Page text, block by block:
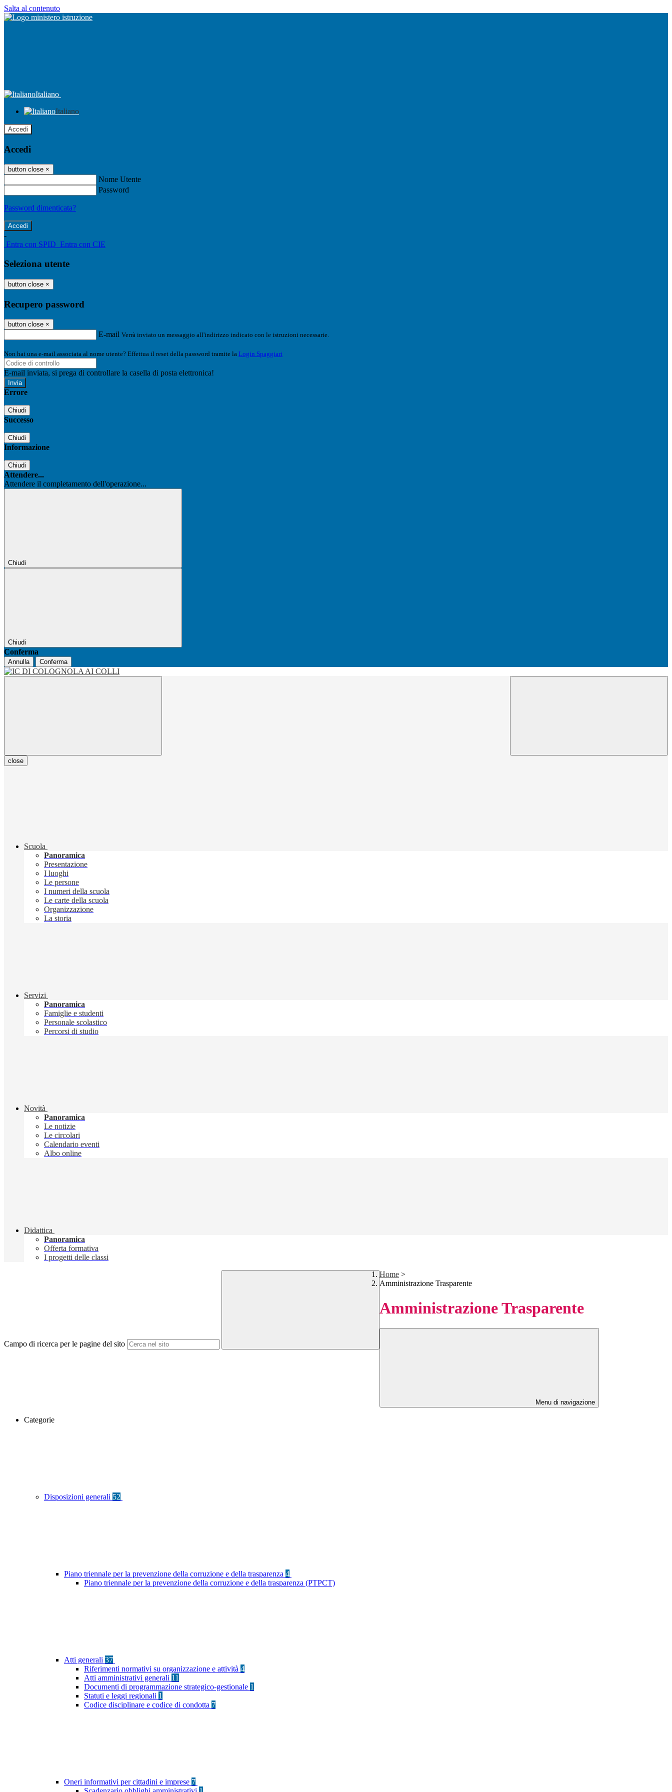
Salta al contenuto
Italiano
Italiano
Accedi
Accedi
button close ×
Nome Utente
Password
Password dimenticata?
-
Entra con SPID Entra con CIE
Seleziona utente
button close ×
Recupero password
button close ×
E-mail Verrà inviato un messaggio all'indirizzo indicato con le istruzioni necessarie.
Non hai una e-mail associata al nome utente? Effettua il reset della password tramite la Login Spaggiari
E-mail inviata, si prega di controllare la casella di posta elettronica!
Errore
Chiudi
Successo
Chiudi
Informazione
Chiudi
Attendere...
Attendere il completamento dell'operazione...
Chiudi
Chiudi
Conferma
Annulla Conferma
close
Scuola
Panoramica
Presentazione
I luoghi
Le persone
I numeri della scuola
Le carte della scuola
Organizzazione
La storia
Servizi
Panoramica
Famiglie e studenti
Personale scolastico
Percorsi di studio
Novità
Panoramica
Le notizie
Le circolari
Calendario eventi
Albo online
Didattica
Panoramica
Offerta formativa
I progetti delle classi
Campo di ricerca per le pagine del sito
Home >
Amministrazione Trasparente
Amministrazione Trasparente
Menu di navigazione
Categorie
Disposizioni generali 52
Piano triennale per la prevenzione della corruzione e della trasparenza 4
Piano triennale per la prevenzione della corruzione e della trasparenza (PTPCT)
Atti generali 37
Riferimenti normativi su organizzazione e attività 4
Atti amministrativi generali 11
Documenti di programmazione strategico-gestionale 1
Statuti e leggi regionali 1
Codice disciplinare e codice di condotta 7
Oneri informativi per cittadini e imprese 7